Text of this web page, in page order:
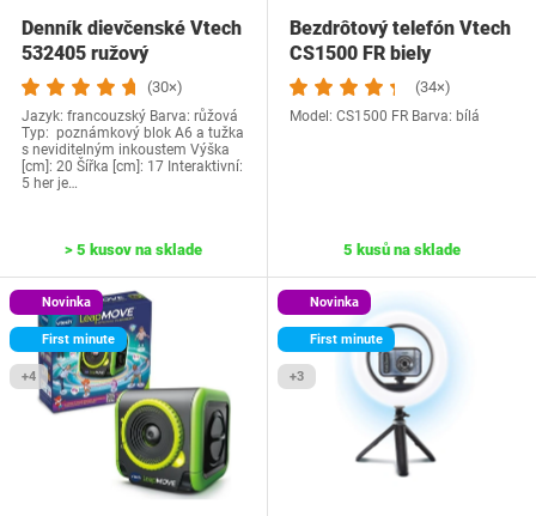
Denník dievčenské Vtech
532405 ružový
(30×)
Jazyk: francouzský Barva: růžová
Typ: poznámkový blok A6 a tužka
s neviditelným inkoustem Výška
[cm]: 20 Šířka [cm]: 17 Interaktivní:
5 her je…
> 5 kusov na sklade
Bezdrôtový telefón Vtech
CS1500 FR biely
(34×)
Model: CS1500 FR Barva: bílá
5 kusů na sklade
Novinka
First minute
+4
Novinka
First minute
+3